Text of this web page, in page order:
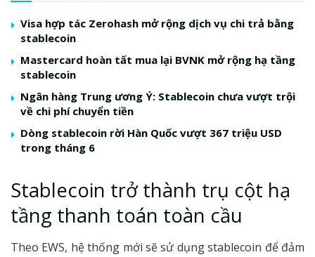
Visa hợp tác Zerohash mở rộng dịch vụ chi trả bằng
stablecoin
Mastercard hoàn tất mua lại BVNK mở rộng hạ tầng
stablecoin
Ngân hàng Trung ương Ý: Stablecoin chưa vượt trội
về chi phí chuyển tiền
Dòng stablecoin rời Hàn Quốc vượt 367 triệu USD
trong tháng 6
Stablecoin trở thành trụ cột hạ
tầng thanh toán toàn cầu
Theo EWS, hệ thống mới sẽ sử dụng stablecoin để đảm